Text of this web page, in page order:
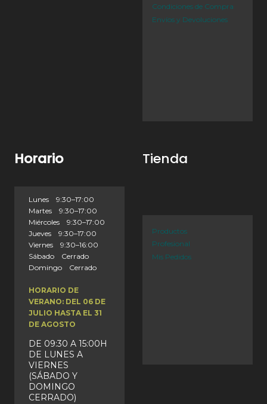
Condiciones de Compra
Envíos y Devoluciones
Horario
Lunes 9:30–17:00
Martes 9:30–17:00
Miércoles 9:30–17:00
Jueves 9:30–17:00
Viernes 9:30–16:00
Sábado Cerrado
Domingo Cerrado
HORARIO DE
VERANO: DEL 06 DE
JULIO HASTA EL 31
DE AGOSTO
DE 09:30 A 15:00H
DE LUNES A
VIERNES
(SÁBADO Y
DOMINGO
CERRADO)
Tienda
Productos
Profesional
Mis Pedidos